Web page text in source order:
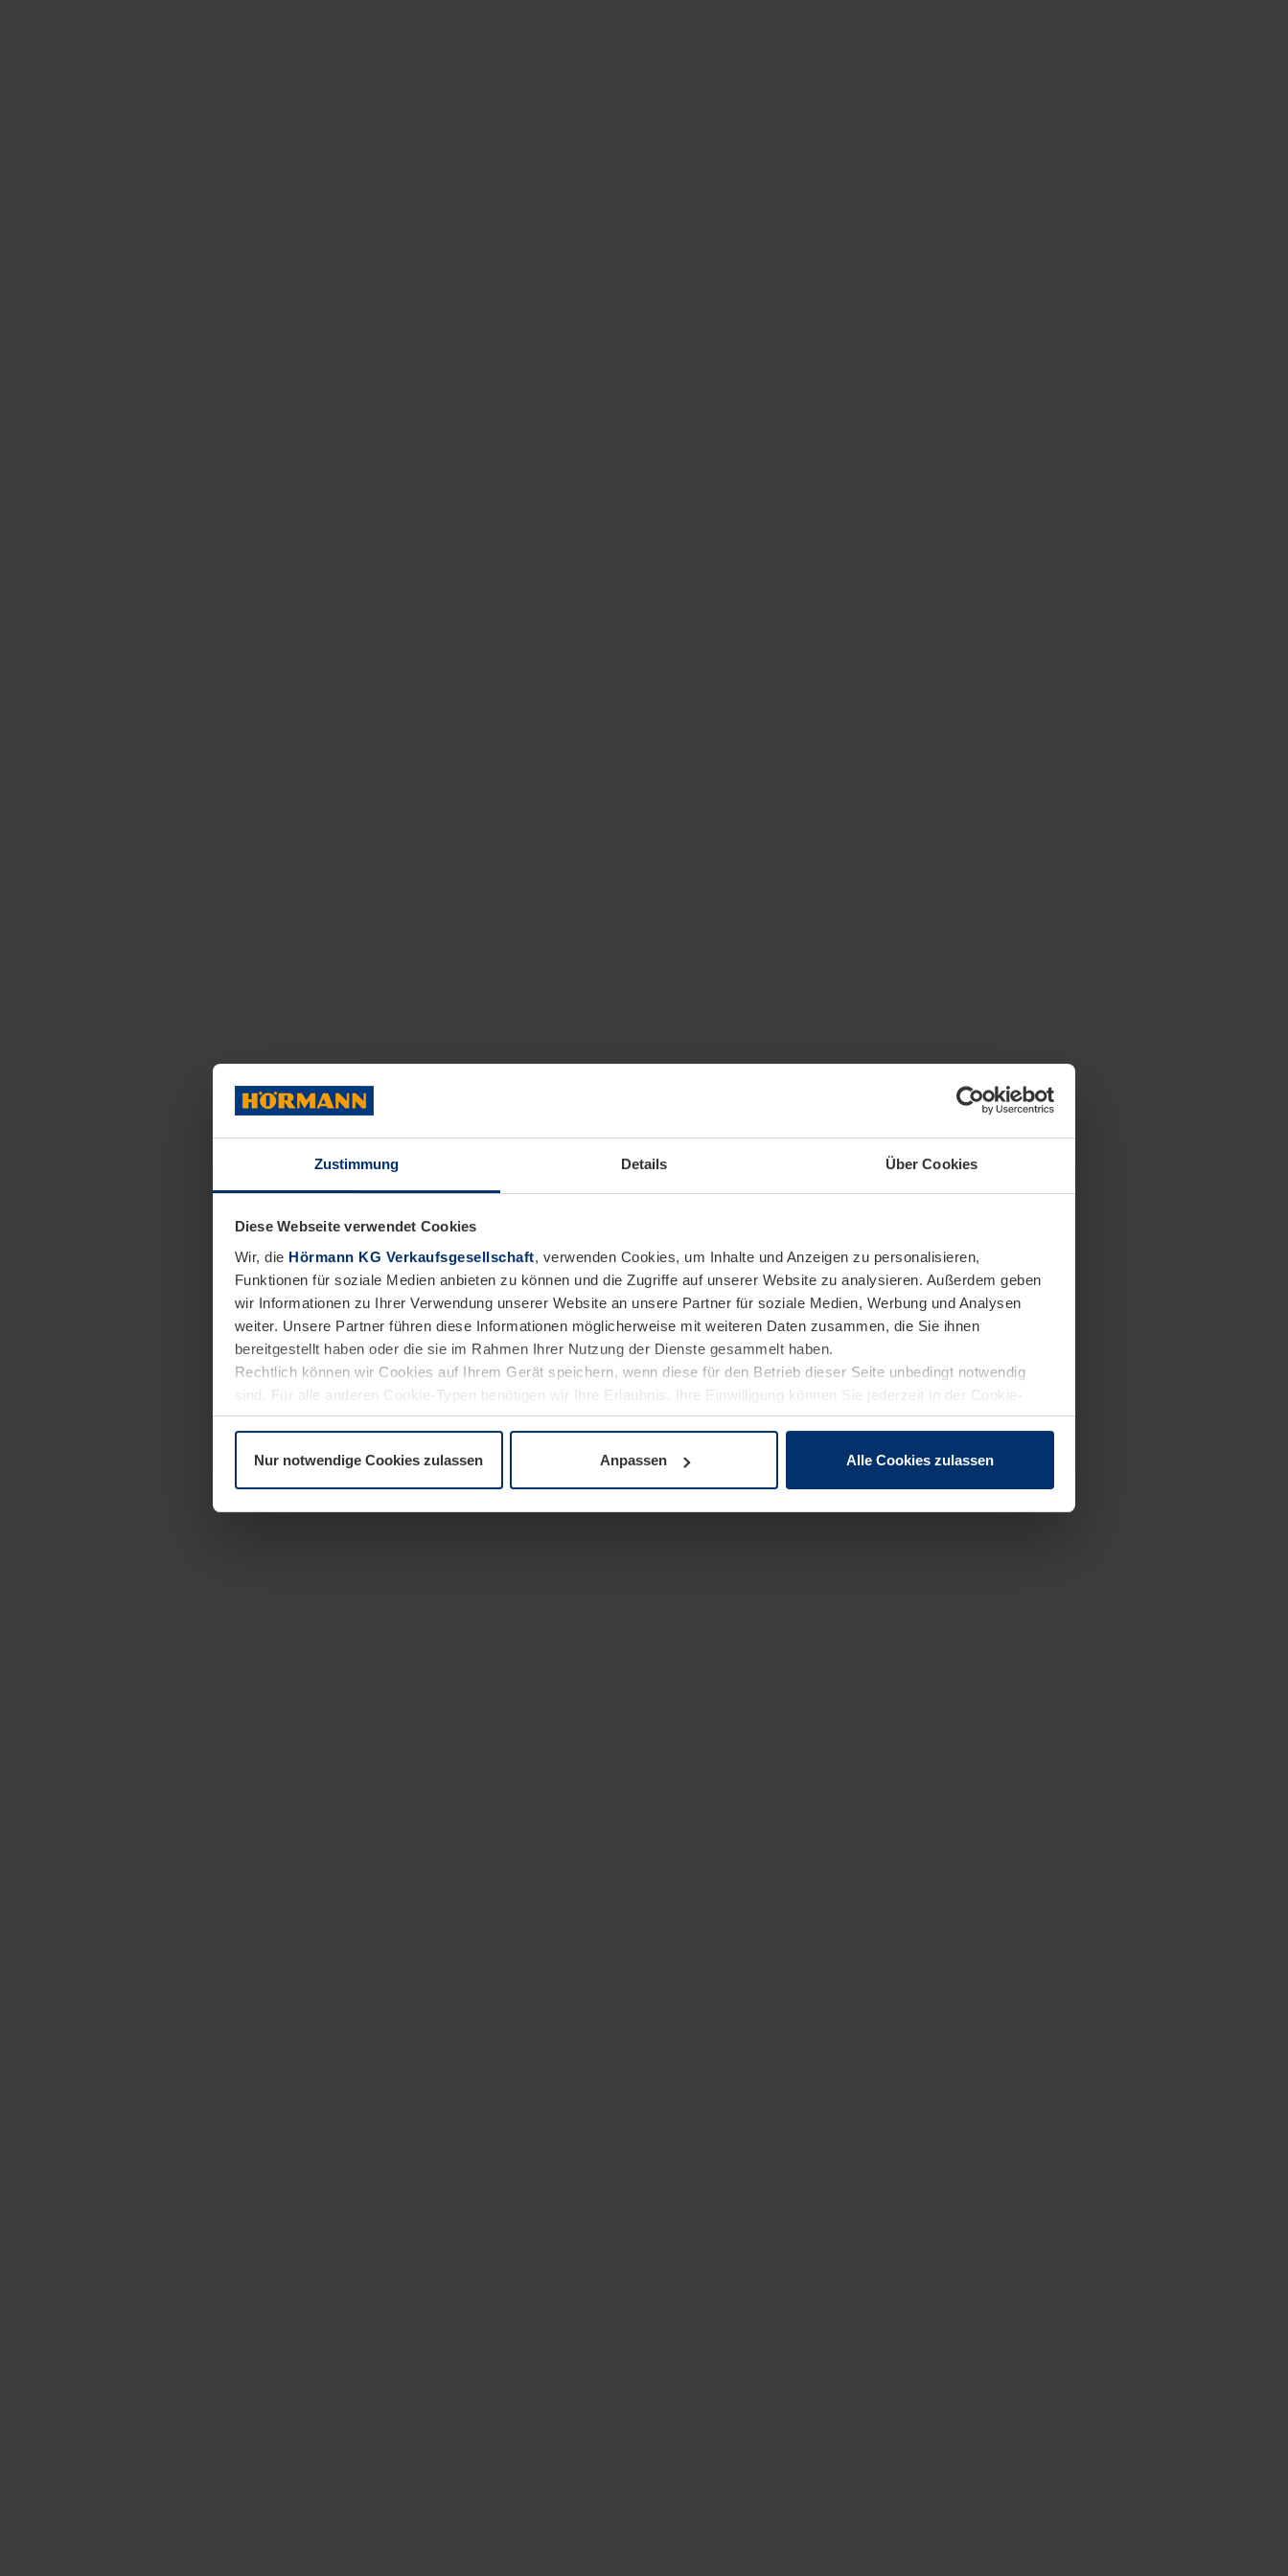
Zustimmung Details Über Cookies
Diese Webseite verwendet Cookies
Wir, die Hörmann KG Verkaufsgesellschaft, verwenden Cookies, um Inhalte und Anzeigen zu personalisieren,
Funktionen für soziale Medien anbieten zu können und die Zugriffe auf unserer Website zu analysieren. Außerdem geben
wir Informationen zu Ihrer Verwendung unserer Website an unsere Partner für soziale Medien, Werbung und Analysen
weiter. Unsere Partner führen diese Informationen möglicherweise mit weiteren Daten zusammen, die Sie ihnen
bereitgestellt haben oder die sie im Rahmen Ihrer Nutzung der Dienste gesammelt haben.
Rechtlich können wir Cookies auf Ihrem Gerät speichern, wenn diese für den Betrieb dieser Seite unbedingt notwendig
sind. Für alle anderen Cookie-Typen benötigen wir Ihre Erlaubnis. Ihre Einwilligung können Sie jederzeit in der Cookie-
Erläuterung auf der SeiteDatenschutzerklärungunserer Website ändern oder widerrufen.
Nur notwendige Cookies zulassen Anpassen Alle Cookies zulassen